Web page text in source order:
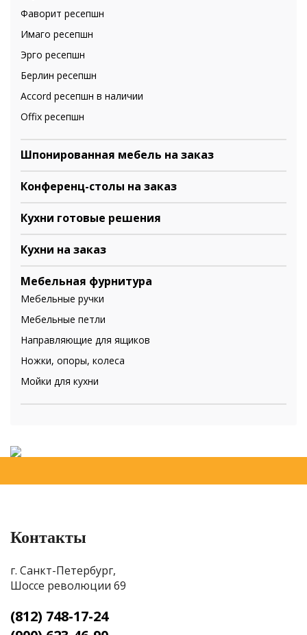
Фаворит ресепшн
Имаго ресепшн
Эрго ресепшн
Берлин ресепшн
Accord ресепшн в наличии
Offix ресепшн
Шпонированная мебель на заказ
Конференц-столы на заказ
Кухни готовые решения
Кухни на заказ
Мебельная фурнитура
Мебельные ручки
Мебельные петли
Направляющие для ящиков
Ножки, опоры, колеса
Мойки для кухни
Контакты
г. Санкт-Петербург,
Шоссе революции 69
(812) 748-17-24